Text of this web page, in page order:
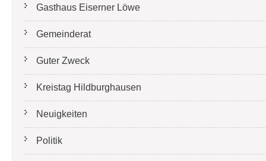
Gasthaus Eiserner Löwe
Gemeinderat
Guter Zweck
Kreistag Hildburghausen
Neuigkeiten
Politik